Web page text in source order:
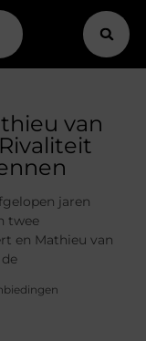
van
jaren
twee
en Mathieu van